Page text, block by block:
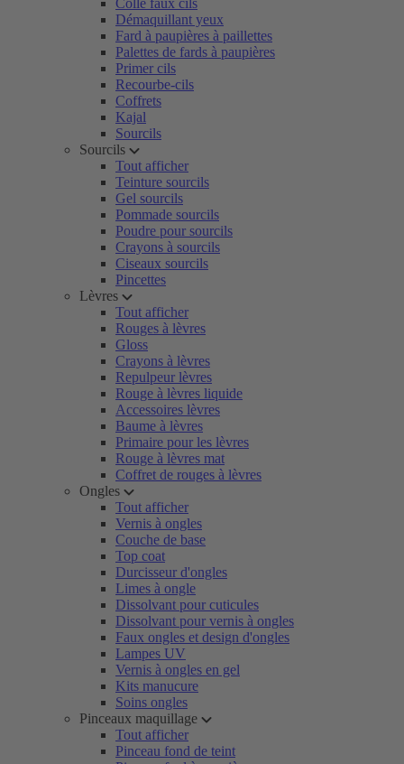
Colle faux cils
Démaquillant yeux
Fard à paupières à paillettes
Palettes de fards à paupières
Primer cils
Recourbe-cils
Coffrets
Kajal
Sourcils
Sourcils
Tout afficher
Teinture sourcils
Gel sourcils
Pommade sourcils
Poudre pour sourcils
Crayons à sourcils
Ciseaux sourcils
Pincettes
Lèvres
Tout afficher
Rouges à lèvres
Gloss
Crayons à lèvres
Repulpeur lèvres
Rouge à lèvres liquide
Accessoires lèvres
Baume à lèvres
Primaire pour les lèvres
Rouge à lèvres mat
Coffret de rouges à lèvres
Ongles
Tout afficher
Vernis à ongles
Couche de base
Top coat
Durcisseur d'ongles
Limes à ongle
Dissolvant pour cuticules
Dissolvant pour vernis à ongles
Faux ongles et design d'ongles
Lampes UV
Vernis à ongles en gel
Kits manucure
Soins ongles
Pinceaux maquillage
Tout afficher
Pinceau fond de teint